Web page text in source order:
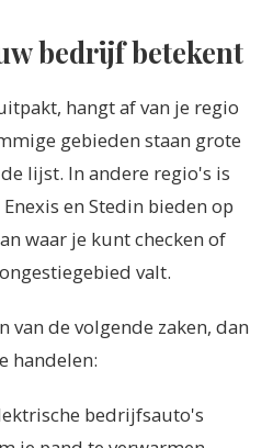
bedrijf betekent
hangt af van je regio
gebieden staan grote
lijst. In andere regio's is
en Stedin bieden op
waar je kunt checken of
valt.
van de volgende zaken, dan
handelen:
bedrijfsauto's